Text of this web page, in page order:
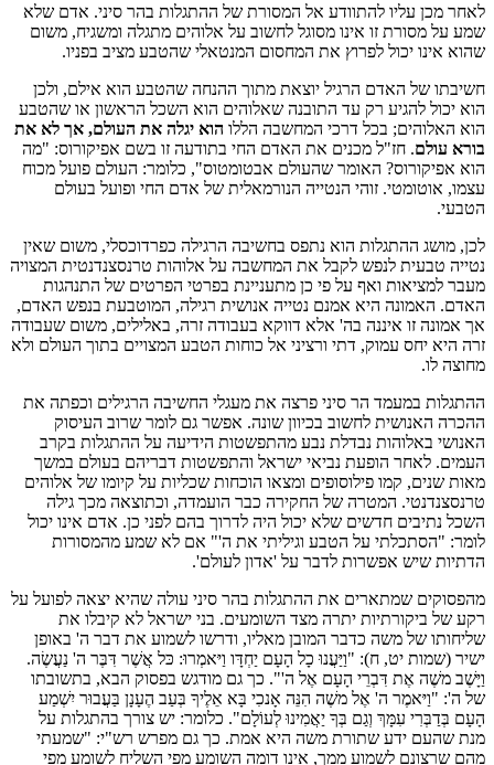
לאחר מכן עליו להתוודע אל המסורת של ההתגלות בהר סיני. אדם שלא
שמע על מסורת זו אינו מסוגל לחשוב על אלוהים מתגלה ומשגיח, משום
שהוא אינו יכול לפרוץ את המחסום המנטאלי שהטבע מציב בפניו.
חשיבתו של האדם הרגיל יוצאת מתוך ההנחה שהטבע הוא אילם, ולכן
הוא יכול להגיע רק עד התובנה שאלוהים הוא השכל הראשון או שהטבע
הוא האלוהים; בכל דרכי המחשבה הללו הוא יגלה את העולם, אך לא את
בורא עולם. חז"ל מכנים את האדם החי בתודעה זו בשם אפיקורוס: "מה
הוא אפיקורוס? האומר שהעולם אבטומטוס", כלומר: העולם פועל מכוח
עצמו, אוטומטי. זוהי הנטייה הנורמאלית של אדם החי ופועל בעולם
הטבעי.
לכן, מושג ההתגלות הוא נתפס בחשיבה הרגילה כפרדוכסלי, משום שאין
נטייה טבעית לנפש לקבל את המחשבה על אלוהות טרנסצנדנטית המצויה
מעבר למציאות ואף על פי כן מתעניינת בפרטי הפרטים של התנהגות
האדם. האמונה היא אמנם נטייה אנושית רגילה, המוטבעת בנפש האדם,
אך אמונה זו איננה בה' אלא דווקא בעבודה זרה, באלילים, משום שעבודה
זרה היא יחס עמוק, דתי ורציני אל כוחות הטבע המצויים בתוך העולם ולא
מחוצה לו.
ההתגלות במעמד הר סיני פרצה את מעגלי החשיבה הרגילים וכפתה את
ההכרה האנושית לחשוב בכיוון שונה. אפשר גם לומר שרוב העיסוק
האנושי באלוהות נבדלת נבע מהתפשטות הידיעה על ההתגלות בקרב
העמים. לאחר הופעת נביאי ישראל והתפשטות דבריהם בעולם במשך
מאות שנים, קמו פילוסופים ומצאו הוכחות שכליות על קיומו של אלוהים
טרנסצנדנטי. המטרה של החקירה כבר הועמדה, וכתוצאה מכך גילה
השכל נתיבים חדשים שלא יכול היה לדרוך בהם לפני כן. אדם אינו יכול
לומר: "הסתכלתי על הטבע וגיליתי את ה'" אם לא שמע מהמסורות
הדתיות שיש אפשרות לדבר על 'אדון לעולם'.
מהפסוקים שמתארים את ההתגלות בהר סיני עולה שהיא יצאה לפועל על
רקע של ביקורתיות יתרה מצד השומעים. בני ישראל לא קיבלו את
שליחותו של משה כדבר המובן מאליו, ודרשו לשמוע את דבר ה' באופן
ישיר (שמות יט, ח): "וַיַּעֲנוּ כָל הָעָם יַחְדָּו וַיּאמְרוּ: כּל אֲשֶׁר דִּבֶּר ה' נַעֲשֶׂה.
וַיָּשֶׁב משֶׁה אֶת דִּבְרֵי הָעָם אֶל ה'". כך גם מודגש בפסוק הבא, בתשובתו
של ה': "וַיּאמֶר ה' אֶל משֶׁה הִנֵּה אָנכִי בָּא אֵלֶיךָ בְּעַב הֶעָנָן בַּעֲבוּר יִשְׁמַע
הָעָם בְּדַבְּרִי עִמָּךְ וְגַם בְּךָ יַאֲמִינוּ לְעוֹלָם". כלומר: יש צורך בהתגלות על
מנת שהעם ידע שתורת משה היא אמת. כך גם מפרש רש"י: "שמעתי
מהם שרצונם לשמוע ממך, אינו דומה השומע מפי השליח לשומע מפי